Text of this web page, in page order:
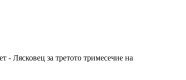
- Лясковец за третото тримесечие на